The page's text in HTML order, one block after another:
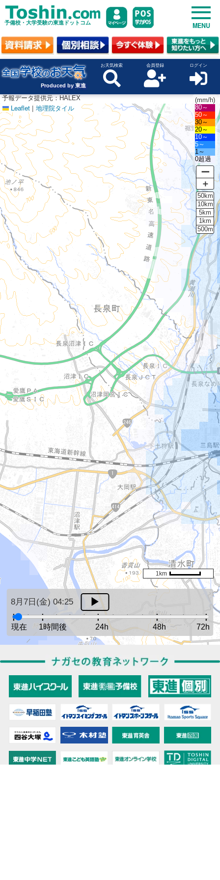
予備校・大学受験の東進ドットコム MENU
Produced by 東進
お天気検索 会員登録 ログイン
Leaflet | 地理院タイル
8月7日(金) 04:25
現在 1時間後 24h 48h 72h
1km
(mm/h)
80～
50～
30～
20～
10～
5～
1～
0超過
ー
＋
50km
10km
5km
1km
500m
予報データ提供元：HALEX